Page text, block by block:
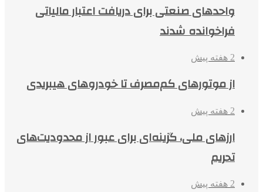
واحدهای صنعتی برای دریافت اعتبار مالیاتی
فراخوانده شدند
2 هفته پیش
از موتورهای کم‌مصرف تا خودروهای هیبریدی
2 هفته پیش
ارزهای ملی، گزینه‌ای برای عبور از محدودیت‌های
تحریم
2 هفته پیش